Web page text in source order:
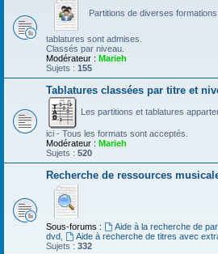
Partitions de diverses
tablatures sont admises.
Classés par niveau.
Modérateur : Marieh
Sujets : 155
Tablatures classées par titre et
Les partitions et tablatures
ici - Tous les formats sont acceptés.
Modérateur : Marieh
Sujets : 520
Recherche de ressources
Sous-forums : Aide à la recherche de
dvd
Aide à recherche de titres avec
Sujets : 332